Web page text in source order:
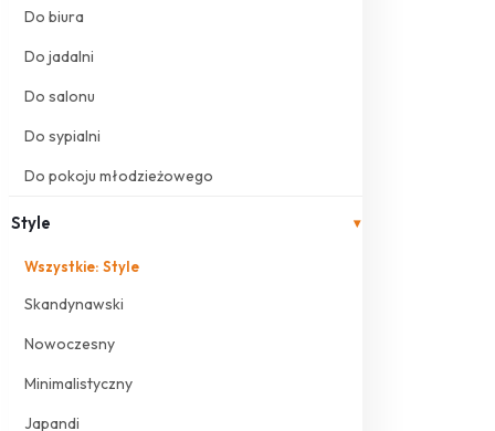
Do biura
Do jadalni
Do salonu
Do sypialni
Do pokoju młodzieżowego
Style ▾
Wszystkie: Style
Skandynawski
Nowoczesny
Minimalistyczny
Japandi